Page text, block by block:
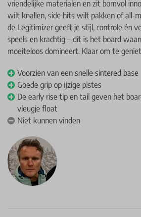
vriendelijke materialen en zit bomvol
wilt knallen, side hits wilt pakken of all-
de Legitimizer geeft je stijl, controle én
speels en krachtig – dit is het board
moeiteloos domineert. Klaar om te
Voorzien van een snelle sintered base
Goede grip op ijzige pistes
De early rise tip en tail geven het
vleugje float
Niet kunnen vinden